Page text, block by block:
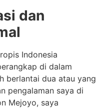
dan
Indonesia
di dalam
berlantai dua atau yang
pengalaman saya di
Mejoyo, saya